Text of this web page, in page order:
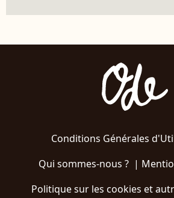
Conditions Générales
Qui sommes-nous ?|
Politique sur les cookies et